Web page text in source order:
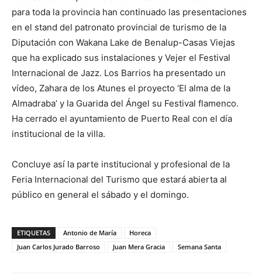
para toda la provincia han continuado las presentaciones
en el stand del patronato provincial de turismo de la
Diputación con Wakana Lake de Benalup-Casas Viejas
que ha explicado sus instalaciones y Vejer el Festival
Internacional de Jazz. Los Barrios ha presentado un
vídeo, Zahara de los Atunes el proyecto ‘El alma de la
Almadraba’ y la Guarida del Ángel su Festival flamenco.
Ha cerrado el ayuntamiento de Puerto Real con el día
institucional de la villa.
Concluye así la parte institucional y profesional de la
Feria Internacional del Turismo que estará abierta al
público en general el sábado y el domingo.
ETIQUETAS Antonio de María
Horeca
Juan Carlos Jurado Barroso
Juan Mera Gracia Semana Santa